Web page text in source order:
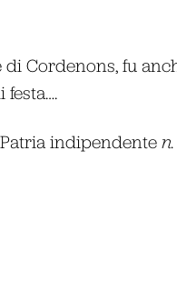
Cordenons, fu
Patria indipendenten.